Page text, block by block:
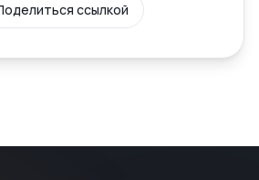
ссылкой